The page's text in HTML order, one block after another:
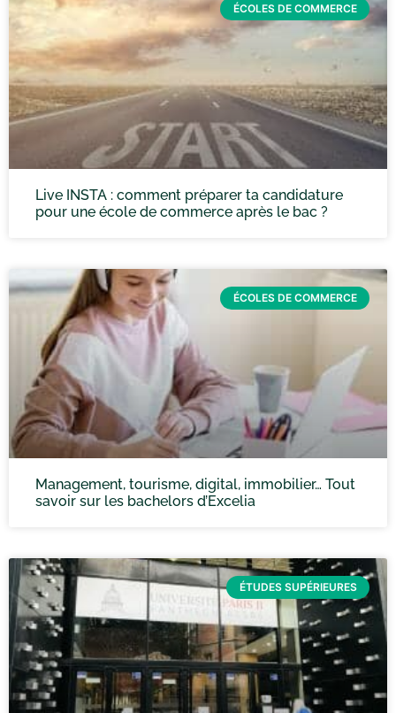
ÉCOLES DE COMMERCE
Live INSTA : comment préparer ta candidature
pour une école de commerce après le bac ?
ÉCOLES DE COMMERCE
Management, tourisme, digital, immobilier… Tout
savoir sur les bachelors d’Excelia
ÉTUDES SUPÉRIEURES